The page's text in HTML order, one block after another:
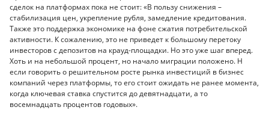
сделок на платформах пока не стоит: «В пользу снижения –
стабилизация цен, укрепление рубля, замедление кредитования.
Также это поддержка экономике на фоне сжатия потребительской
активности. К сожалению, это не приведет к большому перетоку
инвесторов с депозитов на крауд-площадки. Но это уже шаг вперед.
Хоть и на небольшой процент, но начало миграции положено. Н
если говорить о решительном росте рынка инвестиций в бизнес
компаний через платформы, то его стоит ожидать не ранее момента,
когда ключевая ставка спустится до девятнадцати, а то
восемнадцать процентов годовых».